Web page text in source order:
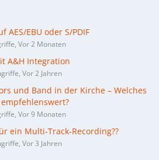
AES/EBU oder S/PDIF
Vor 2 Monaten
A&H Integration
Vor 2 Jahren
und Band in der Kirche – Welches
Vor 9 Monaten
ein Multi-Track-Recording??
Vor 3 Jahren